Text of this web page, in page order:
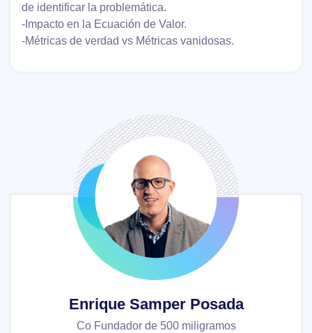
de identificar la problemática.
-Impacto en la Ecuación de Valor.
-Métricas de verdad vs Métricas vanidosas.
Enrique Samper Posada
Co Fundador de 500 miligramos